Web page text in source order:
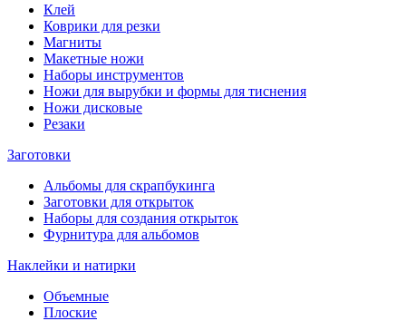
Клей
Коврики для резки
Магниты
Макетные ножи
Наборы инструментов
Ножи для вырубки и формы для тиснения
Ножи дисковые
Резаки
Заготовки
Альбомы для скрапбукинга
Заготовки для открыток
Наборы для создания открыток
Фурнитура для альбомов
Наклейки и натирки
Объемные
Плоские